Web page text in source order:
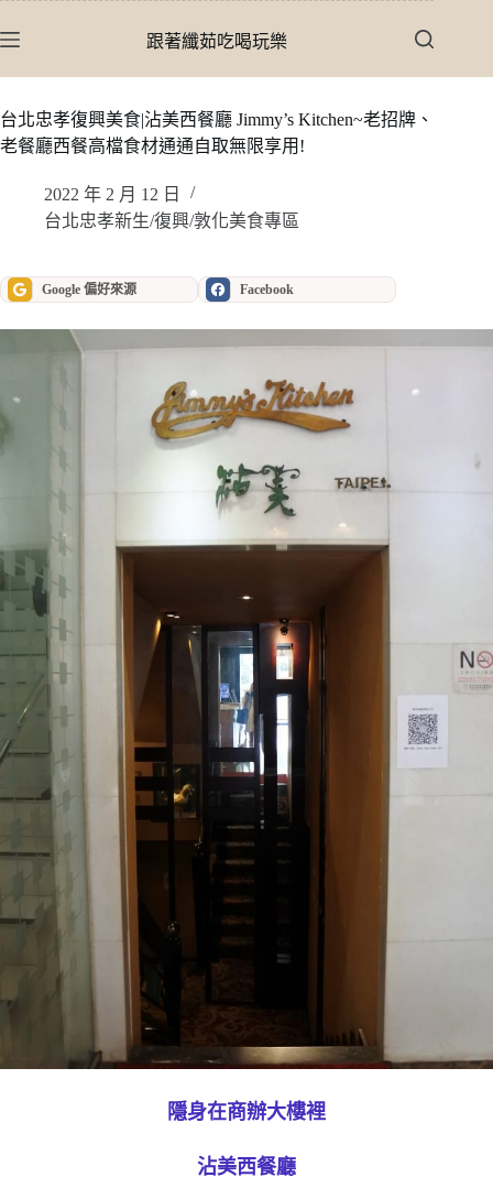
至
內
容
跟著纖茹吃喝玩樂
台北忠孝復興美食|沾美西餐廳 Jimmy’s Kitchen~老招牌、
老餐廳西餐高檔食材通通自取無限享用!
2022 年 2 月 12 日
台北忠孝新生/復興/敦化美食專區
Google 偏好來源 Facebook
隱身在商辦大樓裡
沾美西餐廳